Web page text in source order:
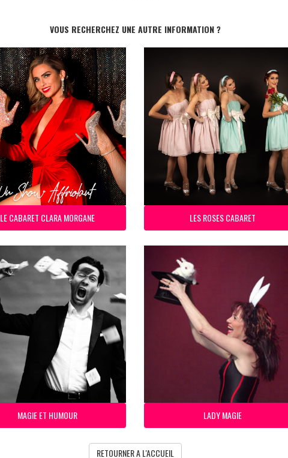
VOUS RECHERCHEZ UNE AUTRE INFORMATION ?
LE CABARET CLARA MORGANE LES ROSES CABARET
MAGIE ET HUMOUR LADY MAGIE
RETOURNER A L'ACCUEIL